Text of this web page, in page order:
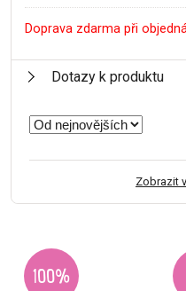
Doprava zdarma při
Dotazy k produktu
Zobrazit
100%